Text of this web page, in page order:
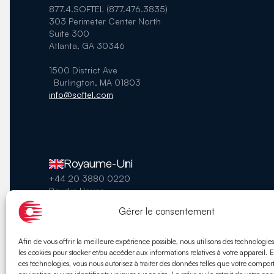
Gérer le consentement
Afin de vous offrir la meilleure expérience possible, nous utilisons des
les cookies pour stocker et/ou accéder aux informations relatives à votre appareil.
ces technologies, vous nous autorisez à traiter des données telles que votre
877.4.SOFTEL (877.476.3835)
303 Perimeter Center North
Suite 300
Atlanta, GA 30346
1500 District Ave
Burlington, MA 01803
info@softel.com
Royaume-Uni
+44 20 3880 0220
Rourke House
Middlesex
TW18 3BA, Royaume-Uni
info@softel.com